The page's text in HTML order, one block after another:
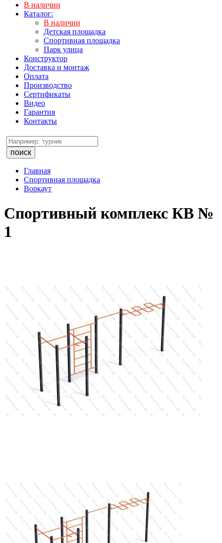
В наличии
Каталог:
В наличии
Детская площадка
Спортивная площадка
Парк улица
Конструктор
Доставка и монтаж
Оплата
Производство
Сертификаты
Видео
Гарантия
Контакты
поиск
Главная
Спортивная площадка
Воркаут
Спортивный комплекс КВ №
1